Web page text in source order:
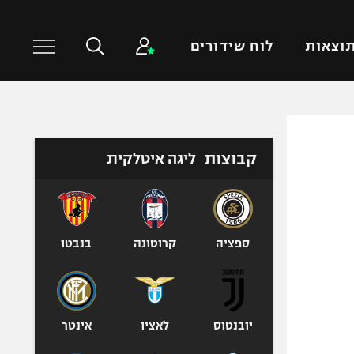
תוצאות לוח שידורים
טניס
כדורעף
אגרוף
ספורט אולימפי
קבוצות ליגה איטלקית
ספציה קרוטונה בנבטו
יובנטוס לאציו אינטר